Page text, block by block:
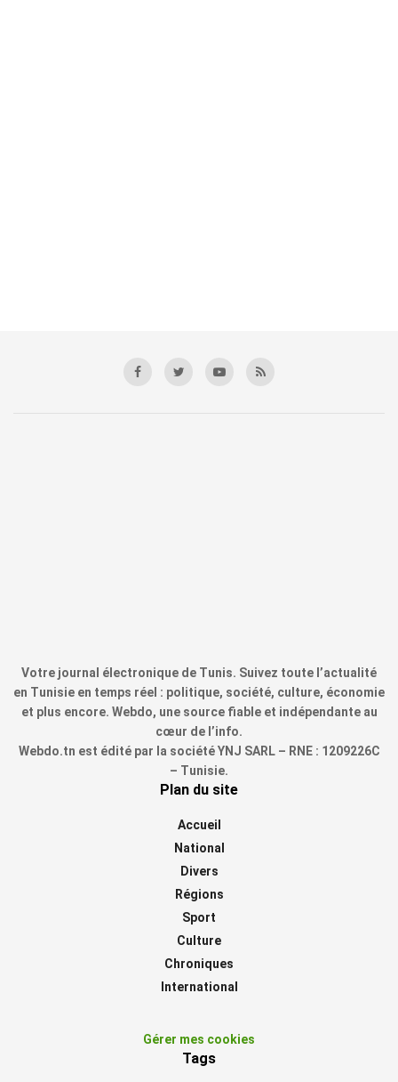
Votre journal électronique de Tunis. Suivez toute l’actualité
en Tunisie en temps réel : politique, société, culture, économie
et plus encore. Webdo, une source fiable et indépendante au
cœur de l’info.
Webdo.tn est édité par la société YNJ SARL – RNE : 1209226C
– Tunisie.
Plan du site
Accueil
National
Divers
Régions
Sport
Culture
Chroniques
International
Gérer mes cookies
Tags